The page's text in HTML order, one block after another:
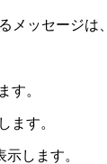
メッセージ
す。
ます。
します。